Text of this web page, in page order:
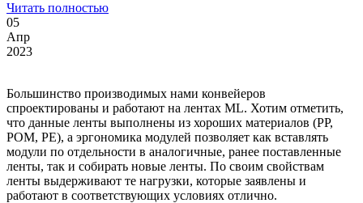
Читать полностью
05
Апр
2023
Большинство производимых нами конвейеров
спроектированы и работают на лентах ML. Хотим отметить,
что данные ленты выполнены из хороших материалов (РР,
РОМ, РЕ), а эргономика модулей позволяет как вставлять
модули по отдельности в аналогичные, ранее поставленные
ленты, так и собирать новые ленты. По своим свойствам
ленты выдерживают те нагрузки, которые заявлены и
работают в соответствующих условиях отлично.